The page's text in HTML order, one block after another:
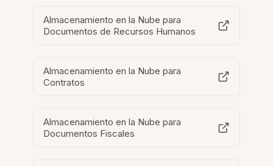
Almacenamiento en la Nube para
Documentos de Recursos Humanos
Almacenamiento en la Nube para
Contratos
Almacenamiento en la Nube para
Documentos Fiscales